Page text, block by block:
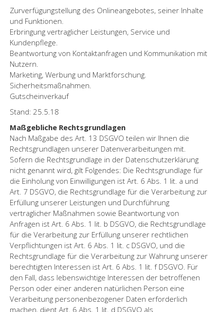
Zurverfügungstellung des Onlineangebotes, seiner Inhalte
und Funktionen.
Erbringung vertraglicher Leistungen, Service und
Kundenpflege.
Beantwortung von Kontaktanfragen und Kommunikation mit
Nutzern.
Marketing, Werbung und Marktforschung.
Sicherheitsmaßnahmen.
Gutscheinverkauf
Stand: 25.5.18
Maßgebliche Rechtsgrundlagen
Nach Maßgabe des Art. 13 DSGVO teilen wir Ihnen die
Rechtsgrundlagen unserer Datenverarbeitungen mit.
Sofern die Rechtsgrundlage in der Datenschutzerklärung
nicht genannt wird, gilt Folgendes: Die Rechtsgrundlage für
die Einholung von Einwilligungen ist Art. 6 Abs. 1 lit. a und
Art. 7 DSGVO, die Rechtsgrundlage für die Verarbeitung zur
Erfüllung unserer Leistungen und Durchführung
vertraglicher Maßnahmen sowie Beantwortung von
Anfragen ist Art. 6 Abs. 1 lit. b DSGVO, die Rechtsgrundlage
für die Verarbeitung zur Erfüllung unserer rechtlichen
Verpflichtungen ist Art. 6 Abs. 1 lit. c DSGVO, und die
Rechtsgrundlage für die Verarbeitung zur Wahrung unserer
berechtigten Interessen ist Art. 6 Abs. 1 lit. f DSGVO. Für
den Fall, dass lebenswichtige Interessen der betroffenen
Person oder einer anderen natürlichen Person eine
Verarbeitung personenbezogener Daten erforderlich
machen, dient Art. 6 Abs. 1 lit. d DSGVO als